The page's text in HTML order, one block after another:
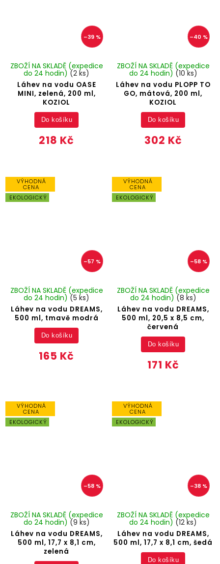
–39 %
Láhev na vodu OASE
MINI, zelená, 200 ml,
KOZIOL
ZBOŽÍ NA SKLADĚ (expedice
do 24 hodin) (2 ks)
218 Kč
Do košíku
–40 %
Láhev na vodu PLOPP TO
GO, mátová, 200 ml,
KOZIOL
ZBOŽÍ NA SKLADĚ (expedice
do 24 hodin) (10 ks)
302 Kč
Do košíku
VÝHODNÁ
CENA
EKOLOGICKÝ
–57 %
Láhev na vodu DREAMS,
500 ml, tmavě modrá
ZBOŽÍ NA SKLADĚ (expedice
do 24 hodin) (5 ks)
165 Kč
Do košíku
VÝHODNÁ
CENA
EKOLOGICKÝ
–58 %
Láhev na vodu DREAMS,
500 ml, 20,5 x 8,5 cm,
červená
ZBOŽÍ NA SKLADĚ (expedice
do 24 hodin) (8 ks)
171 Kč
Do košíku
VÝHODNÁ
CENA
EKOLOGICKÝ
–58 %
Láhev na vodu DREAMS,
500 ml, 17,7 x 8,1 cm,
zelená
ZBOŽÍ NA SKLADĚ (expedice
do 24 hodin) (9 ks)
VÝHODNÁ
CENA
EKOLOGICKÝ
–38 %
Láhev na vodu DREAMS,
500 ml, 17,7 x 8,1 cm, šedá
ZBOŽÍ NA SKLADĚ (expedice
do 24 hodin) (12 ks)
Do košíku